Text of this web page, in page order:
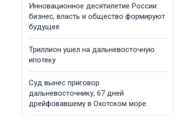
Инновационное десятилетие России:
бизнес, власть и общество формируют
будущее
Триллион ушел на дальневосточную
ипотеку
Суд вынес приговор
дальневосточнику, 67 дней
дрейфовавшему в Охотском море